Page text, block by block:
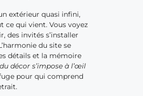
extérieur quasi infini,
ce qui vient. Vous voyez
des invités s’installer
du site se
détails et la mémoire
décor s’impose à l’œil
pour qui comprend